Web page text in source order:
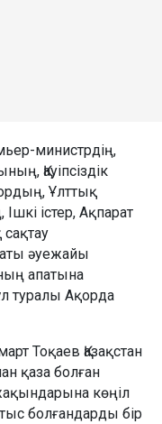
министрдің,
Қауіпсіздік
Ұлттық
Ішкі істер, Ақпарат
әуежайы
апатына
туралы Ақорда
Тоқаев Қазақстан
қаза болған
көңіл
болғандарды бір